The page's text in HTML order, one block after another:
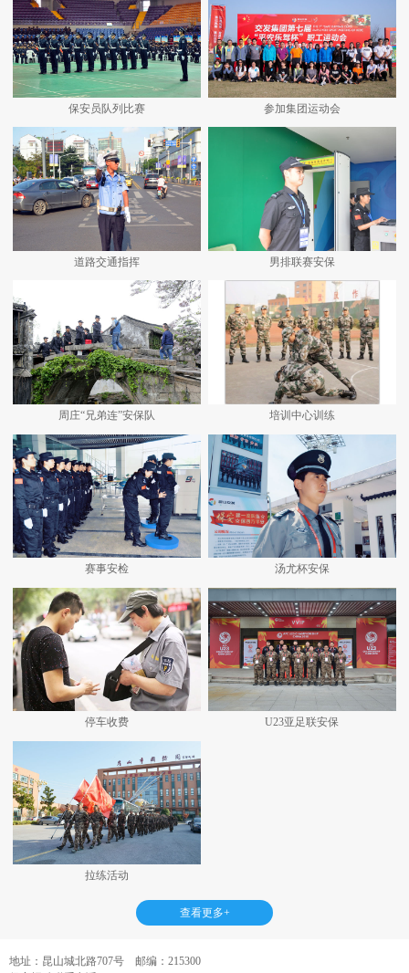
保安员队列比赛 参加集团运动会
道路交通指挥 男排联赛安保
周庄“兄弟连”安保队 培训中心训练
赛事安检 汤尤杯安保
停车收费 U23亚足联安保
拉练活动
查看更多+
地址：昆山城北路707号 邮编：215300